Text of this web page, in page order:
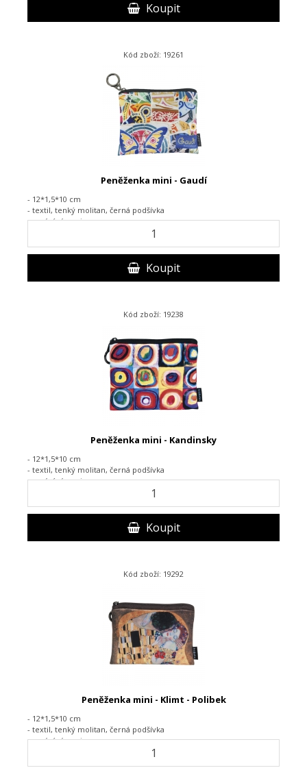
Koupit
Kód zboží: 19261
Peněženka mini - Gaudí
- 12*1,5*10 cm
- textil, tenký molitan, černá podšívka
-zapínání na zip
Koupit
Kód zboží: 19238
Peněženka mini - Kandinsky
- 12*1,5*10 cm
- textil, tenký molitan, černá podšívka
- zapínání na zip
Koupit
Kód zboží: 19292
Peněženka mini - Klimt - Polibek
- 12*1,5*10 cm
- textil, tenký molitan, černá podšívka
- zapínání na zip